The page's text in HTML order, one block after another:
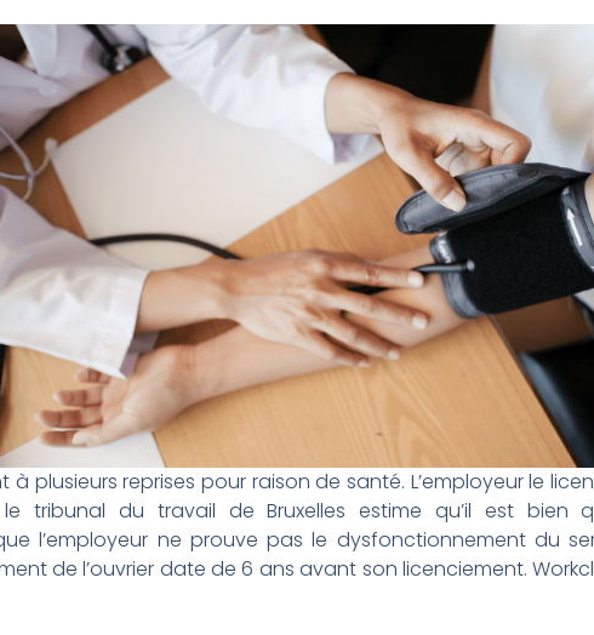
à plusieurs reprises pour raison de santé. L’employeur le
le tribunal du travail de Bruxelles estime qu’il est bien
l’employeur ne prouve pas le dysfonctionnement du
de l’ouvrier date de 6 ans avant son licenciement.